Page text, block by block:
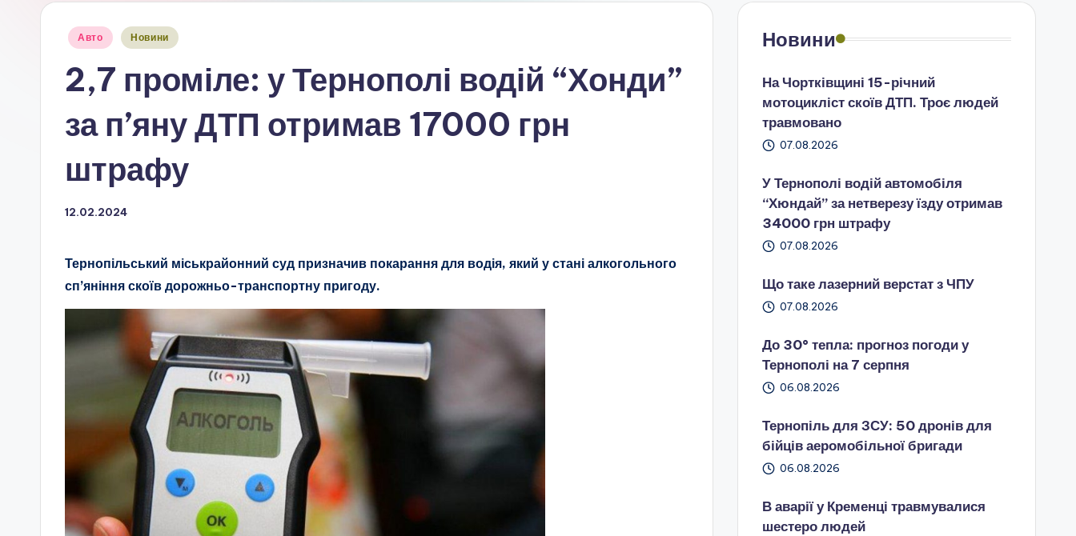
Опубліковано
Авто Новини
2,7 проміле: у Тернополі водій “Хонди”
за п’яну ДТП отримав 17000 грн
штрафу
12.02.2024
Тернопільський міськрайонний суд призначив покарання для водія, який у стані алкогольного
сп’яніння скоїв дорожньо-транспортну пригоду.
Новини
На Чортківщині 15-річний
мотоцикліст скоїв ДТП. Троє людей
травмовано
07.08.2026
У Тернополі водій автомобіля
“Хюндай” за нетверезу їзду отримав
34000 грн штрафу
07.08.2026
Що таке лазерний верстат з ЧПУ
07.08.2026
До 30° тепла: прогноз погоди у
Тернополі на 7 серпня
06.08.2026
Тернопіль для ЗСУ: 50 дронів для
бійців аеромобільної бригади
06.08.2026
В аварії у Кременці травмувалися
шестеро людей